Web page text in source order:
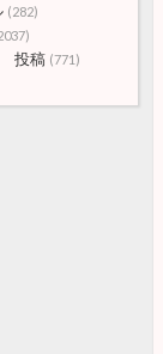
(282)
投稿 (771)